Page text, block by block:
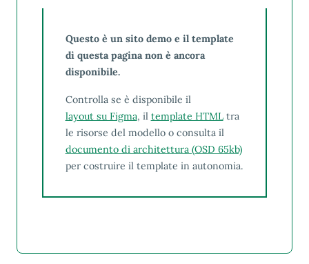
Questo è un sito demo e il template
di questa pagina non è ancora
disponibile.
Controlla se è disponibile il
layout su Figma, il template HTMLtra
le risorse del modello o consulta il
documento di architettura (OSD 65kb)
per costruire il template in autonomia.